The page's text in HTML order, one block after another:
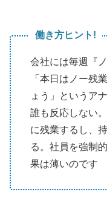
働き方ヒント!
会社には毎週『
「本日はノー残
ょう」というア
誰も反応しない
に残業するし、
る。社員を強制
果は薄いのです